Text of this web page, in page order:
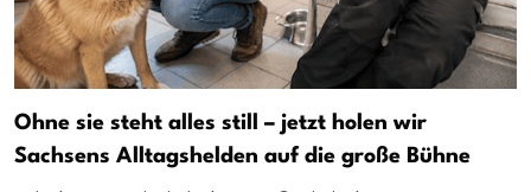
Ohne sie steht alles still – jetzt holen wir
Sachsens Alltagshelden auf die große Bühne